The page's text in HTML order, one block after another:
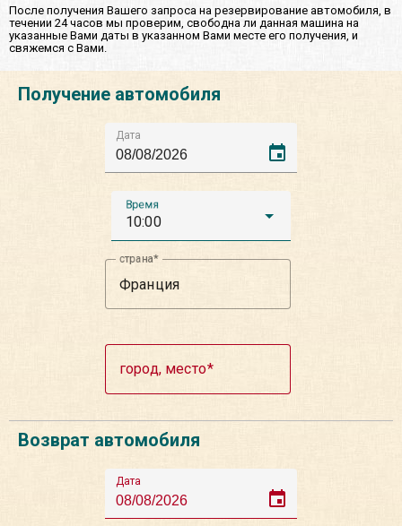
После получения Вашего запроса на резервирование автомобиля, в
течении 24 часов мы проверим, свободна ли данная машина на
указанные Вами даты в указанном Вами месте его получения, и
свяжемся с Вами.
Получение автомобиля
Дата
event
Время
10:00
страна
город, место
Возврат автомобиля
Дата
event